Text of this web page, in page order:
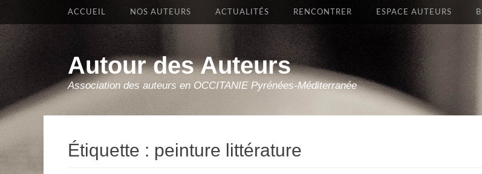
Autour des Auteurs
Association des auteurs en OCCITANIE Pyrénées-Méditerranée
Premier Menu
Aller
ACCUEIL NOS AUTEURS ACTUALITÉS RENCONTRER ESPACE AUTEURS
Étiquette : peinture littérature